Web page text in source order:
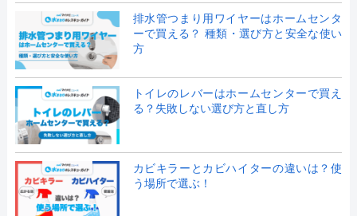
排水管つまり用ワイヤーはホームセンタ
ーで買える？ 種類・選び方と安全な使い
方
トイレのレバーはホームセンターで買え
る？失敗しない選び方と直し方
カビキラーとカビハイターの違いは？使
う場所で選ぶ！